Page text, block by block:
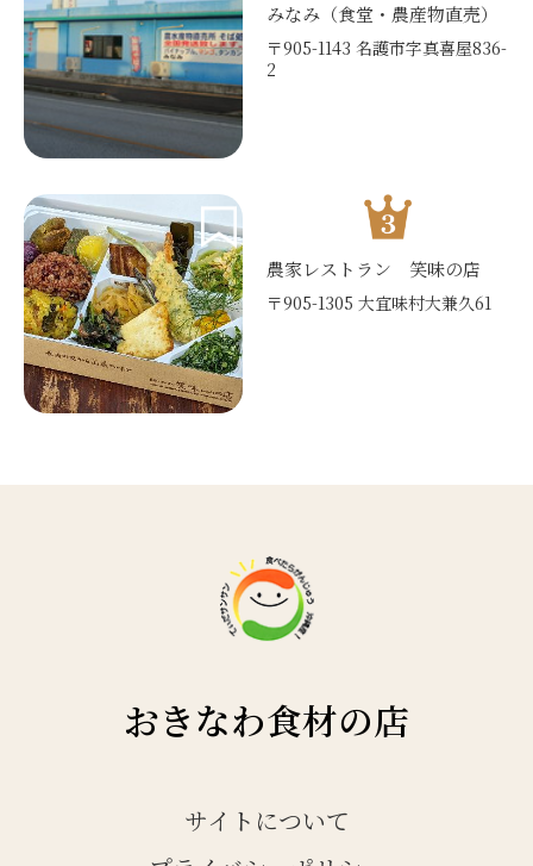
みなみ（食堂・農産物直売）
〒905-1143 名護市字真喜屋836-
2
農家レストラン 笑味の店
〒905-1305 大宜味村大兼久61
おきなわ食材の店
サイトについて